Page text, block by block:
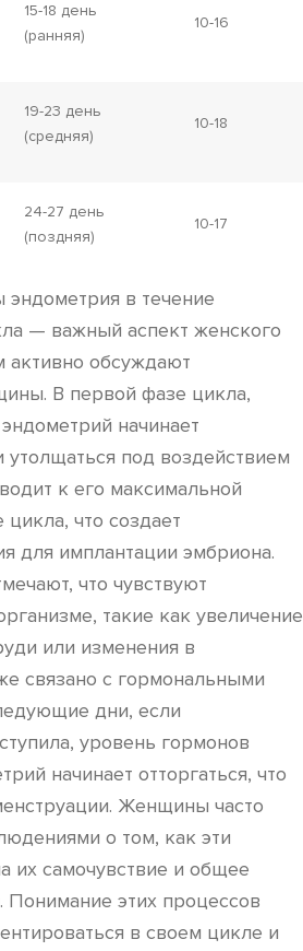
15-18 день
(ранняя)
10-16
19-23 день
(средняя)
10-18
24-27 день
(поздняя)
10-17
в течение
— важный аспект женского
активно обсуждают
В первой фазе цикла,
начинает
утолщаться под воздействием
к его максимальной
что создает
для имплантации эмбриона.
что чувствуют
такие как увеличение
или изменения в
связано с гормональными
дни, если
уровень гормонов
начинает отторгаться, что
Женщины часто
о том, как эти
их самочувствие и общее
Понимание этих процессов
в своем цикле и